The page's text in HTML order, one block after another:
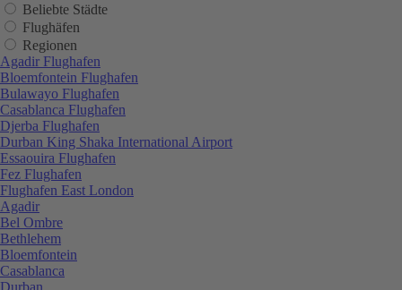
Beliebte Städte
Flughäfen
Regionen
Agadir Flughafen
Bloemfontein Flughafen
Bulawayo Flughafen
Casablanca Flughafen
Djerba Flughafen
Durban King Shaka International Airport
Essaouira Flughafen
Fez Flughafen
Flughafen East London
Agadir
Bel Ombre
Bethlehem
Bloemfontein
Casablanca
Durban